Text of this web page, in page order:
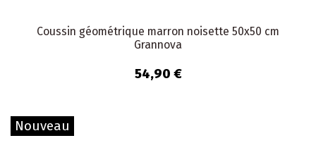
Coussin géométrique marron noisette 50x50 cm
Grannova
54,90 €
Nouveau